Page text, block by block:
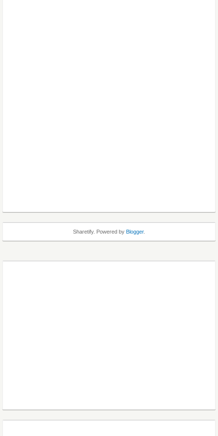
Sharetify. Powered by Blogger.